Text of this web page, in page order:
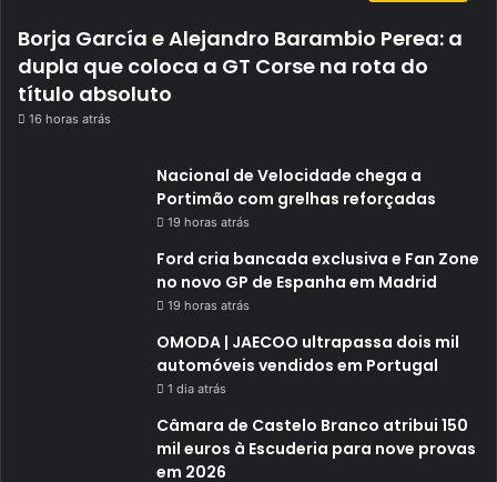
Borja García e Alejandro Barambio Perea: a
dupla que coloca a GT Corse na rota do
título absoluto
16 horas atrás
Nacional de Velocidade chega a
Portimão com grelhas reforçadas
19 horas atrás
Ford cria bancada exclusiva e Fan Zone
no novo GP de Espanha em Madrid
19 horas atrás
OMODA | JAECOO ultrapassa dois mil
automóveis vendidos em Portugal
1 dia atrás
Câmara de Castelo Branco atribui 150
mil euros à Escuderia para nove provas
em 2026